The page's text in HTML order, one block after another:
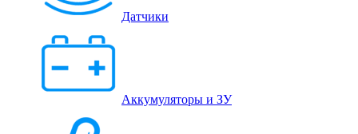
Датчики
Аккумуляторы и ЗУ